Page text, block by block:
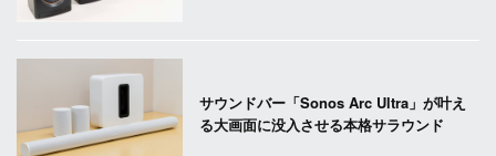
サウンドバー「Sonos Arc Ultra」が叶え
る大画面に没入させる本格サラウンド